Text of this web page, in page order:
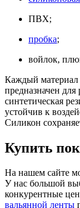
ПВХ;
пробка;
войлок,
Каждый материал
предназначен
синтетическая
устойчив к
Силикон
Купить
На нашем сайте
У нас большой
конкурентные
вальянной ленты